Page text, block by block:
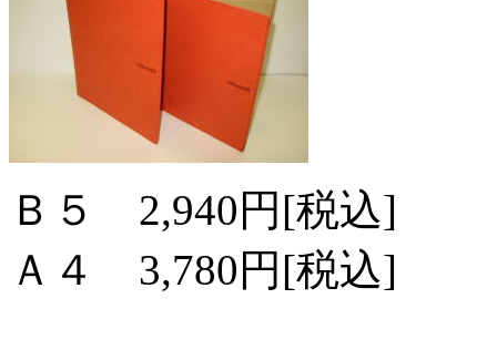
Ｂ５ 2,940円[税込]
Ａ４ 3,780円[税込]